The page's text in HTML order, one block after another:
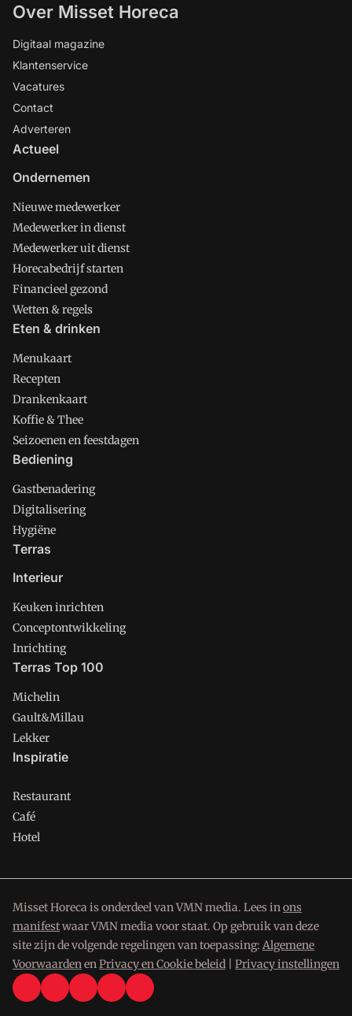
Over Misset Horeca
Digitaal magazine
Klantenservice
Vacatures
Contact
Adverteren
Actueel
Ondernemen
Nieuwe medewerker
Medewerker in dienst
Medewerker uit dienst
Horecabedrijf starten
Financieel gezond
Wetten & regels
Eten & drinken
Menukaart
Recepten
Drankenkaart
Koffie & Thee
Seizoenen en feestdagen
Bediening
Gastbenadering
Digitalisering
Hygiëne
Terras
Interieur
Keuken inrichten
Conceptontwikkeling
Inrichting
Terras Top 100
Michelin
Gault&Millau
Lekker
Inspiratie
Restaurant
Café
Hotel
Misset Horeca is onderdeel van VMN media. Lees inons
manifestwaar VMN media voor staat. Op gebruik van deze
site zijn de volgende regelingen van toepassing: Algemene
VoorwaardenenPrivacy en Cookie beleid Privacy instellingen